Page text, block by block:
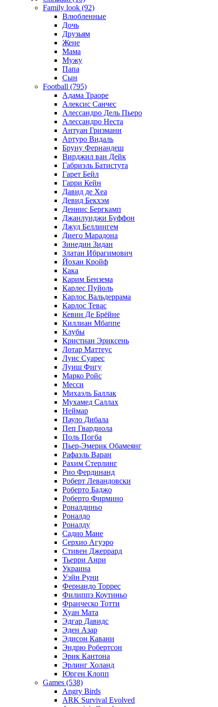
Family look (92)
Влюбленные
Дочь
Друзьям
Жене
Мама
Мужу
Папа
Сын
Football (795)
Адама Траоре
Алексис Санчес
Алессандро Дель Пьеро
Алессандро Неста
Антуан Гризманн
Артуро Видаль
Бруну Фернандеш
Вирджил ван Дейк
Габриэль Батистута
Гарет Бейл
Гарри Кейн
Давид де Хеа
Девид Бекхэм
Деннис Бергкамп
Джанлуиджи Буффон
Джуд Беллингем
Диего Марадона
Зинедин Зидан
Златан Ибрагимович
Йохан Кройф
Кака
Карим Бензема
Карлес Пуйоль
Карлос Вальдеррама
Карлос Тевас
Кевин Де Брёйне
Киллиан Мбаппе
Клубы
Кристиан Эриксень
Лотар Маттеус
Луис Суарес
Луиш Фигу
Марко Ройс
Месси
Михаэль Баллак
Мухамед Саллах
Неймар
Пауло Дибала
Пеп Гвардиола
Поль Погба
Пьер-Эмерик Обамеянг
Рафаэль Варан
Рахим Стерлинг
Рио Фердинанд
Роберт Левандовски
Роберто Баджо
Роберто Фирмино
Роналдиньо
Роналдо
Роналду
Садио Мане
Серхио Агуэро
Стивен Джеррард
Тьерри Анри
Украина
Уэйн Руни
Фернандо Торрес
Филиппэ Коутиньо
Франческо Тотти
Хуан Мата
Эдгар Давидс
Эден Азар
Эдисон Кавани
Эндрю Робертсон
Эрик Кантона
Эрлинг Холанд
Юрген Клопп
Games (538)
Angry Birds
ARK Survival Evolved